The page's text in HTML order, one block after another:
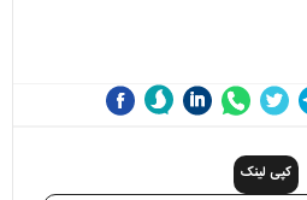
کپی لینک